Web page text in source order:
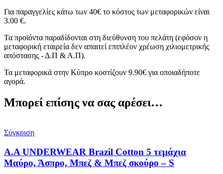
Για παραγγελίες κάτω των 40€ το κόστος των μεταφορικών είναι
3.00 €.
Τα προϊόντα παραδίδονται στη διεύθυνση του πελάτη (εφόσον η
μεταφορική εταιρεία δεν απαιτεί επιπλέον χρέωση χιλιομετρικής
απόστασης - Δ.Π & Α.Π).
Τα μεταφορικά στην Κύπρο κοστίζουν 9.90€ για οποιαδήποτε
αγορά.
Μπορεί επίσης να σας αρέσει…
Σύγκριση
Α.A UNDERWEAR Brazil Cotton 5 τεμάχια
Μαύρο, Άσπρο, Μπεζ & Μπεζ σκούρο – S